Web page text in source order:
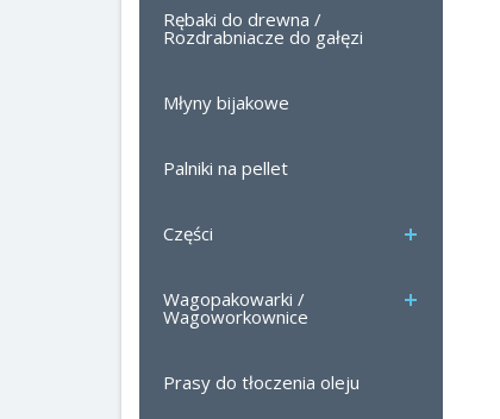
Rębaki do drewna /
Rozdrabniacze do gałęzi
Młyny bijakowe
Palniki na pellet
Części
Wagopakowarki /
Wagoworkownice
Prasy do tłoczenia oleju